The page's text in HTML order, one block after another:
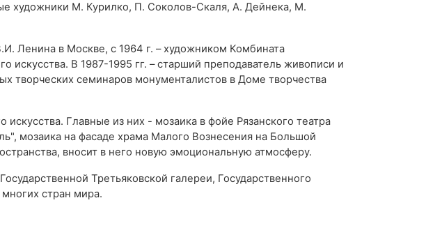
художники М. Курилко, П. Соколов-Скаля, А. Дейнека, М.
Ленина в Москве, с 1964 г. – художником Комбината
искусства. В 1987-1995 гг. – старший преподаватель живописи и
творческих семинаров монументалистов в Доме творчества
Главные из них - мозаика в фойе Рязанского театра
мозаика на фасаде храма Малого Вознесения нa Большой
вносит в него новую эмоциональную атмосферу.
Третьяковской галереи, Государственного
стран мира.